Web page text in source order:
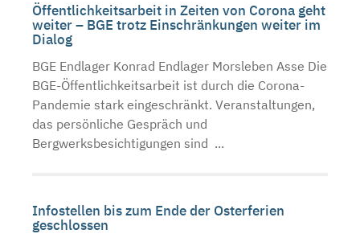
Öffentlichkeitsarbeit in Zeiten von Corona geht
weiter – BGE trotz Einschränkungen weiter im
Dialog
BGE Endlager Konrad Endlager Morsleben Asse Die
BGE-Öffentlichkeitsarbeit ist durch die Corona-
Pandemie stark eingeschränkt. Veranstaltungen,
das persönliche Gespräch und
Bergwerksbesichtigungen sind ...
Infostellen bis zum Ende der Osterferien
geschlossen